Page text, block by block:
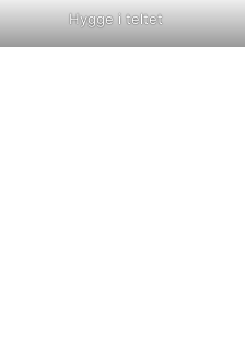
Hygge i teltet